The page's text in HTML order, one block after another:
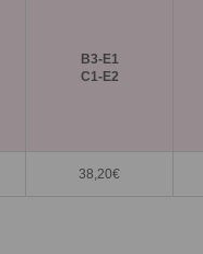
B3-E1
C1-E2
38,20€